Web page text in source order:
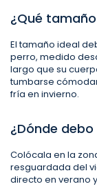
¿Qué
El tamaño ideal
perro, medido
largo que su
tumbarse
fría en invierno.
¿Dónde
Colócala en la
resguardada del
directo en verano